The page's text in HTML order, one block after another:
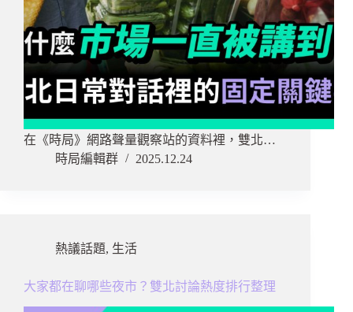
在《時局》網路聲量觀察站的資料裡，雙北…
時局編輯群
2025.12.24
熱議話題, 生活
大家都在聊哪些夜市？雙北討論熱度排行整理